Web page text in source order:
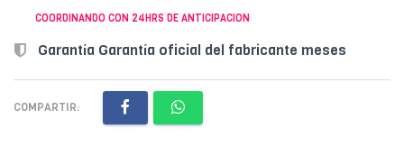
COORDINANDO CON 24HRS DE ANTICIPACION
Garantía Garantía oficial del fabricante meses
COMPARTIR: